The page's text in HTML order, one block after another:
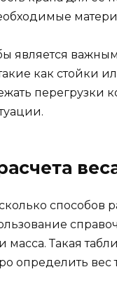
является
как стойки
способов
масса. Такая
определить